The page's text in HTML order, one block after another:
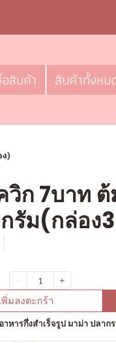
สินค้า สินค้าทั้งหม
ง)
วิก 7บาท
รัม(กล่อง
พิ่มลงตะกร้า
อาหารกึ่งสำเร็จรูป มาม่า ปลาก